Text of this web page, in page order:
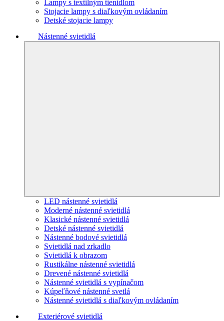
Lampy s textilným tienidlom
Stojacie lampy s diaľkovým ovládaním
Detské stojacie lampy
Nástenné svietidlá
LED nástenné svietidlá
Moderné nástenné svietidlá
Klasické nástenné svietidlá
Detské nástenné svietidlá
Nástenné bodové svietidlá
Svietidlá nad zrkadlo
Svietidlá k obrazom
Rustikálne nástenné svietidlá
Drevené nástenné svietidlá
Nástenné svietidlá s vypínačom
Kúpeľňové nástenné svetlá
Nástenné svietidlá s diaľkovým ovládaním
Exteriérové svietidlá